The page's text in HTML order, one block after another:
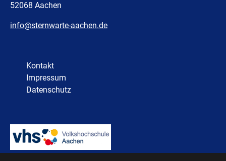
52068 Aachen
info@sternwarte-aachen.de
Kontakt
Impressum
Datenschutz